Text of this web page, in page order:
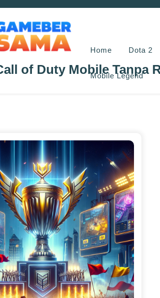
of Duty Mobile Tanpa
Home Dota 2
Mobile Legend